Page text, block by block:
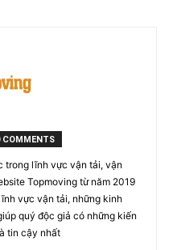
COMMENTS
trong lĩnh vực vận tải, vận
Topmoving từ năm 2019
vực vận tải, những kinh
quý độc giả có những kiến
tin cậy nhất